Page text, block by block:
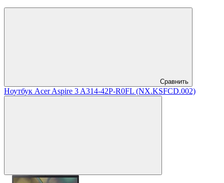
Сравнить
Ноутбук Acer Aspire 3 A314-42P-R0FL (NX.KSFCD.002)